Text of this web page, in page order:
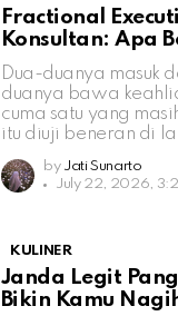
Fractional
Konsultan: Apa
Dua-duanya masuk
duanya bawa
cuma satu yang
itu diuji beneran di
by Jati Sunarto
July 22, 2026,
KULINER
Janda Legit
Bikin Kamu